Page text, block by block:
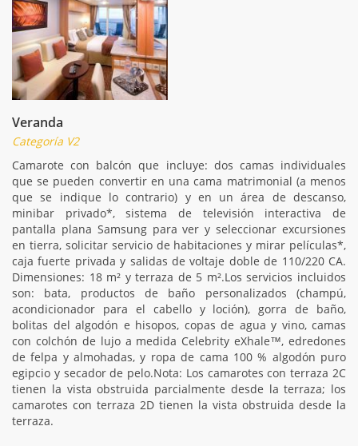
Veranda
Categoría V2
Camarote con balcón que incluye: dos camas individuales
que se pueden convertir en una cama matrimonial (a menos
que se indique lo contrario) y en un área de descanso,
minibar privado*, sistema de televisión interactiva de
pantalla plana Samsung para ver y seleccionar excursiones
en tierra, solicitar servicio de habitaciones y mirar películas*,
caja fuerte privada y salidas de voltaje doble de 110/220 CA.
Dimensiones: 18 m² y terraza de 5 m².Los servicios incluidos
son: bata, productos de baño personalizados (champú,
acondicionador para el cabello y loción), gorra de baño,
bolitas del algodón e hisopos, copas de agua y vino, camas
con colchón de lujo a medida Celebrity eXhale™, edredones
de felpa y almohadas, y ropa de cama 100 % algodón puro
egipcio y secador de pelo.Nota: Los camarotes con terraza 2C
tienen la vista obstruida parcialmente desde la terraza; los
camarotes con terraza 2D tienen la vista obstruida desde la
terraza.